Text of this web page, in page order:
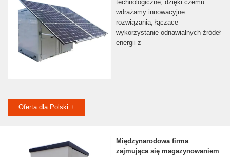
technologiczne, dzięki czemu
wdrażamy innowacyjne
rozwiązania, łączące
wykorzystanie odnawialnych źródeł
energii z
Oferta dla Polski +
Międzynarodowa firma
zajmująca się magazynowaniem